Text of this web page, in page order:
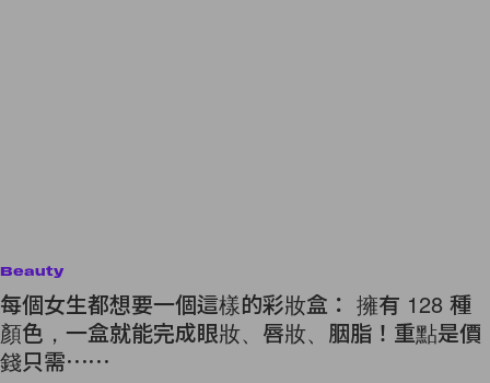
Beauty
每個女生都想要一個這樣的彩妝盒： 擁有 128 種
顏色，一盒就能完成眼妝、唇妝、胭脂！重點是價
錢只需⋯⋯